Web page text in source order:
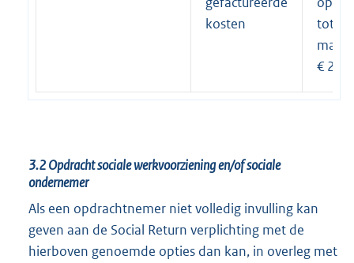
kosten
tot
€
3.2Opdracht sociale werkvoorziening en/of sociale
ondernemer
Als een opdrachtnemer niet volledig invulling kan
geven aan de Social Return verplichting met de
hierboven genoemde opties dan kan, in overleg met